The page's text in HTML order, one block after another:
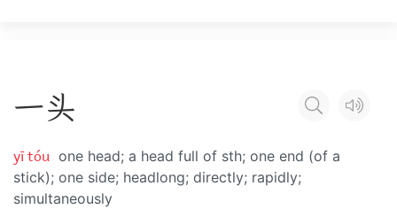
一头
yī tóu one head; a head full of sth; one end (of a
stick); one side; headlong; directly; rapidly;
simultaneously